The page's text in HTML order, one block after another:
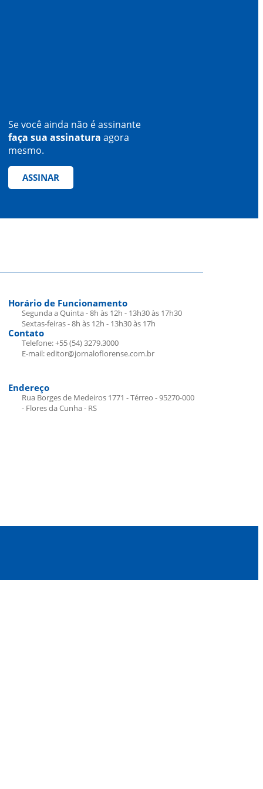
Se você ainda não é assinante
faça sua assinatura agora
mesmo.
ASSINAR
Horário de Funcionamento
Segunda a Quinta - 8h às 12h - 13h30 às 17h30
Sextas-feiras - 8h às 12h - 13h30 às 17h
Contato
Telefone: +55 (54) 3279.3000
E-mail: editor@jornaloflorense.com.br
Endereço
Rua Borges de Medeiros 1771 - Térreo - 95270-000
- Flores da Cunha - RS